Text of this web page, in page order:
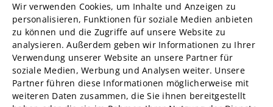
Wir verwenden Cookies, um Inhalte und Anzeigen zu
personalisieren, Funktionen für soziale Medien anbieten
zu können und die Zugriffe auf unsere Website zu
analysieren. Außerdem geben wir Informationen zu Ihrer
Verwendung unserer Website an unsere Partner für
soziale Medien, Werbung und Analysen weiter. Unsere
Partner führen diese Informationen möglicherweise mit
weiteren Daten zusammen, die Sie ihnen bereitgestellt
Rechtsgrundlage
Die Verarbeitung erfolgt auf Grundlage von Art. 6
Abs. 1 lit. b DSGVO sowie § 26 Abs. 1 BDSG. Soweit
besondere Kategorien personenbezogener Daten
verarbeitet werden, erfolgt dies auf Grundlage von
Art. 9 Abs. 2 lit. b DSGVO in Verbindung mit § 26